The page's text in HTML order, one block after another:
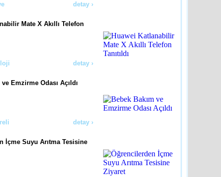
detay ›
Mate X Akıllı Telefon
detay ›
ve Emzirme Odası Açıldı
detay ›
İçme Suyu Arıtma Tesisine